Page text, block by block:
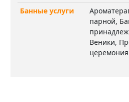
Банные услуги
парной,
Веники,
церемония